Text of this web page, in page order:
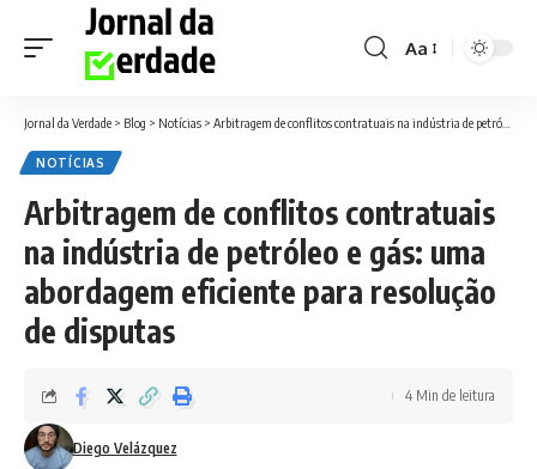
Font
Aa
Jornal da Verdade > Blog > Notícias > Arbitragem de conflitos contratuais na indústria de petróleo e gás: uma abordagem eficiente para resolução de disputas
NOTÍCIAS
Arbitragem de conflitos contratuais
na indústria de petróleo e gás: uma
abordagem eficiente para resolução
de disputas
Diego Velázquez
4 Min de leitura